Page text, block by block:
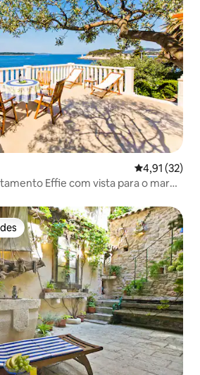
4,91 de uma
4,91 (32)
Effie com vista para o mar